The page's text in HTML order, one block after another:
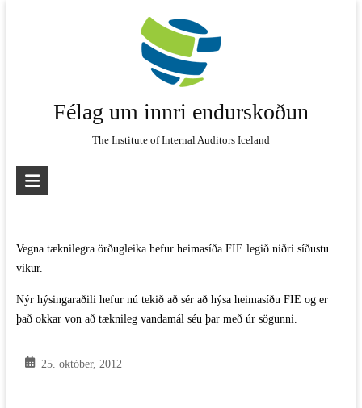
Félag um innri endurskoðun
The Institute of Internal Auditors Iceland
Vegna tæknilegra örðugleika hefur heimasíða FIE legið niðri síðustu
vikur.
Nýr hýsingaraðili hefur nú tekið að sér að hýsa heimasíðu FIE og er
það okkar von að tæknileg vandamál séu þar með úr sögunni.
25. október, 2012